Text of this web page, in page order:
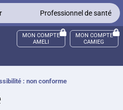
Professionnel de santé
MON COMPTE
AMELI
MON COMPTE
CAMIEG
: non conforme